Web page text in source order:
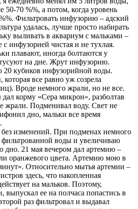
50-70 %%, а потом, когда уровень
Фильтровать инфузорию – адский
удалась, лучше просто набирать
выливать в аквариум с мальками –
с инфузорией чистая и не тухлая.
плавают, иногда болтаются у
на дне. Жрут инфузорию.
20 кубиков инфузорийной воды.
все равно уж созрела
Вроде немного жрали, но не все.
корму «Сера микрон», разболтав
жрали. Подменивал воду. Свет не
дно, мальки все время
изменений. При подменах немного
воды и увеличиваю
21 мая вечером дал артемию –
оранжевого цвета. Артемию мою в
Относительно мытья артемии –
здесь, что накопленная
на мальков. Поэтому,
выпускал ее на полчаса попастись в
раз фильтровал и выдавал